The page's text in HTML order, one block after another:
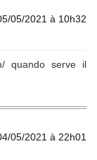
05/2021 à 10h32
quando serve il
05/2021 à 22h01